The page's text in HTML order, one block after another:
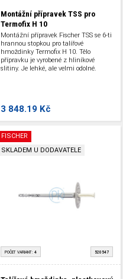
Montážní přípravek TSS pro
Termofix H 10
Montážní přípravek Fischer TSS se 6-ti
hrannou stopkou pro talířové
hmoždinky Termofix H 10. Tělo
přípravku je vyrobené z hliníkové
slitiny. Je lehké, ale velmi odolné.
3 848.19 Kč
FISCHER
SKLADEM U DODAVATELE
POČET VARIANT: 4 520547